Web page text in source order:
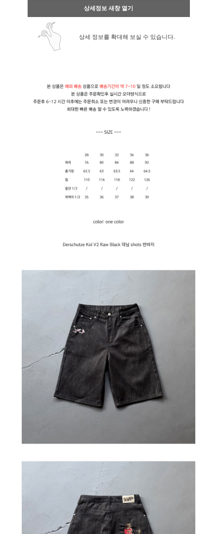
상세정보 새창 열기
상세 정보를 확대해 보실 수 있습니다.